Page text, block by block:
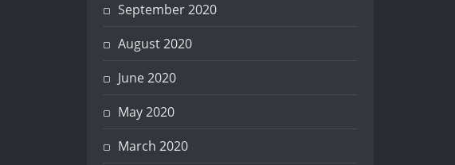
September 2020
August 2020
June 2020
May 2020
March 2020